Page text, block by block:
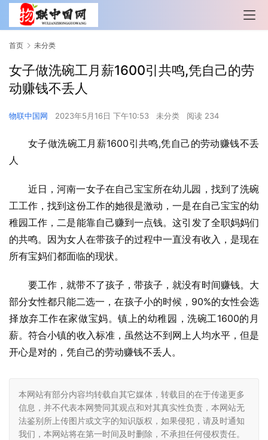
首页 未分类
女子做洗碗工月薪1600引共鸣,凭自己的劳
动赚钱不丢人
物联中国网 2023年5月16日 下午10:53 未分类 阅读 234
女子做洗碗工月薪1600引共鸣,凭自己的劳动赚钱不丢
人
近日，河南一女子在自己宝宝所在幼儿园，找到了洗碗
工工作，找到这份工作的她很是激动，一是在自己宝宝的幼
稚园工作，二是能靠自己赚到一点钱。这引发了全职妈妈们
的共鸣。因为女人在带孩子的过程中一直没有收入，是现在
所有宝妈们都面临的现状。
要工作，就带不了孩子，带孩子，就没有时间赚钱。大
部分女性都只能二选一，在孩子小的时候，90%的女性会选
择放弃工作在家做宝妈。镇上的幼稚园，洗碗工1600的月
薪。符合小镇的收入标准，虽然达不到网上人均水平，但是
开心是对的，凭自己的劳动赚钱不丢人。
本网站有部分内容均转载自其它媒体，转载目的在于传递更多
信息，并不代表本网赞同其观点和对其真实性负责，本网站无
法鉴别所上传图片或文字的知识版权，如果侵犯，请及时通知
我们，本网站将在第一时间及时删除，不承担任何侵权责任。